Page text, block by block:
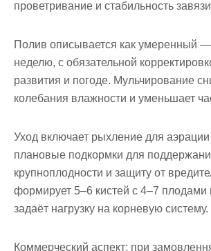
проветривание и стабильность
Полив описывается как умеренный —
неделю, с обязательной
развития и погоде. Мульчирование
колебания влажности и уменьшает
Уход включает рыхление для аэрации
плановые подкормки для
крупноплодности и защиту от
формирует 5–6 кистей с 4–7 плодами
задаёт нагрузку на корневую систему.
Коммерческий аспект: при